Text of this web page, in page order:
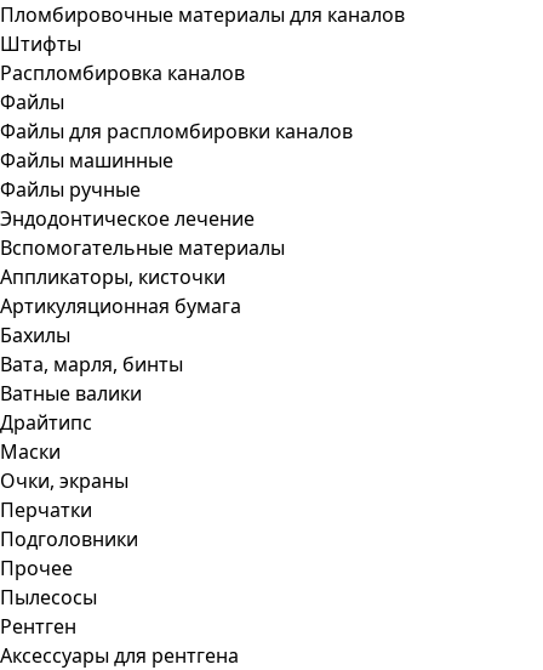
Пломбировочные материалы для каналов
Штифты
Распломбировка каналов
Файлы
Файлы для распломбировки каналов
Файлы машинные
Файлы ручные
Эндодонтическое лечение
Вспомогательные материалы
Аппликаторы, кисточки
Артикуляционная бумага
Бахилы
Вата, марля, бинты
Ватные валики
Драйтипс
Маски
Очки, экраны
Перчатки
Подголовники
Прочее
Пылесосы
Рентген
Аксессуары для рентгена